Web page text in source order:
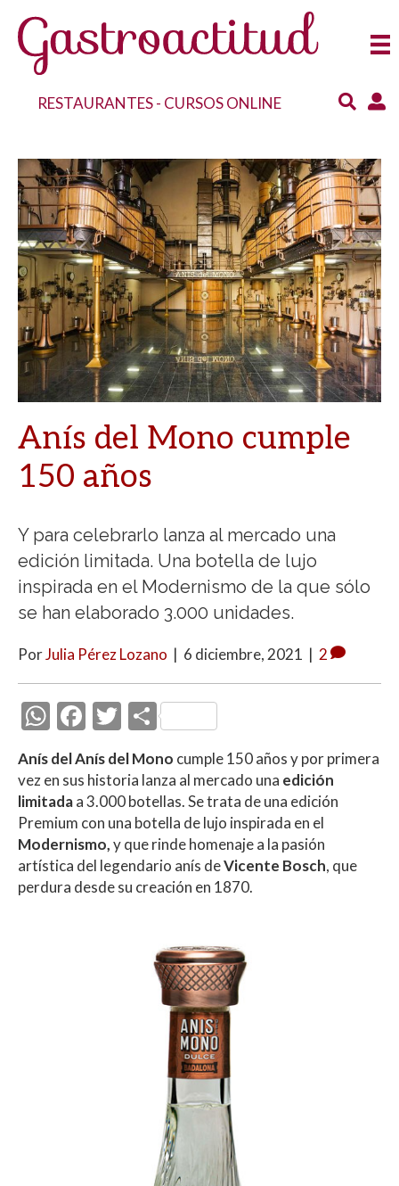
RESTAURANTES- CURSOS ONLINE
Anís del Mono cumple
150 años
Y para celebrarlo lanza al mercado una
edición limitada. Una botella de lujo
inspirada en el Modernismo de la que sólo
se han elaborado 3.000 unidades.
PorJulia Pérez Lozano | 6 diciembre, 2021 | 2
W
h
at
s
A
p
p
F
ac
e
b
o
o
k
T
w
itt
er
C
m
p
ar
ti
r
Anís del Anís del Mono cumple 150 años y por primera
vez en sus historia lanza al mercado una edición
limitadaa 3.000 botellas. Se trata de una edición
Premium con una botella de lujo inspirada en el
Modernismo,y que rinde homenaje a la pasión
artística del legendario anís deVicente Bosch, que
perdura desde su creación en 1870.